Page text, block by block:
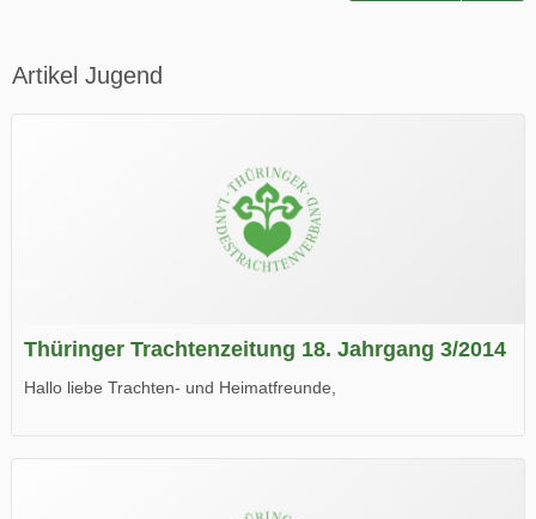
Artikel Jugend
Thüringer Trachtenzeitung 18. Jahrgang 3/2014
Hallo liebe Trachten- und Heimatfreunde,
Wir wünschen Euch viel Spaß beim Lesen.